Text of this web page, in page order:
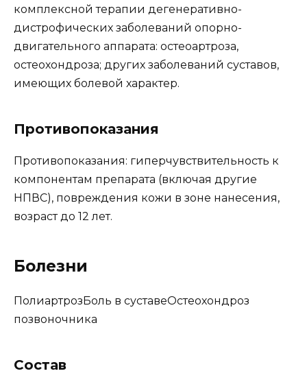
комплексной терапии дегенеративно-
дистрофических заболеваний опорно-
двигательного аппарата: остеоартроза,
остеохондроза; других заболеваний суставов,
имеющих болевой характер.
Противопоказания
Противопоказания: гиперчувствительность к
компонентам препарата (включая другие
НПВС), повреждения кожи в зоне нанесения,
возраст до 12 лет.
Болезни
ПолиартрозБоль в суставеОстеохондроз
позвоночника
Состав